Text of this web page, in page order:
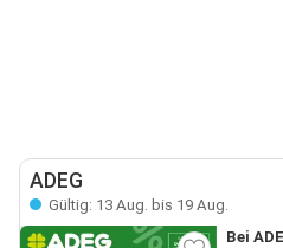
ADEG
Gültig: 13 Aug. bis 19 Aug.
Bei